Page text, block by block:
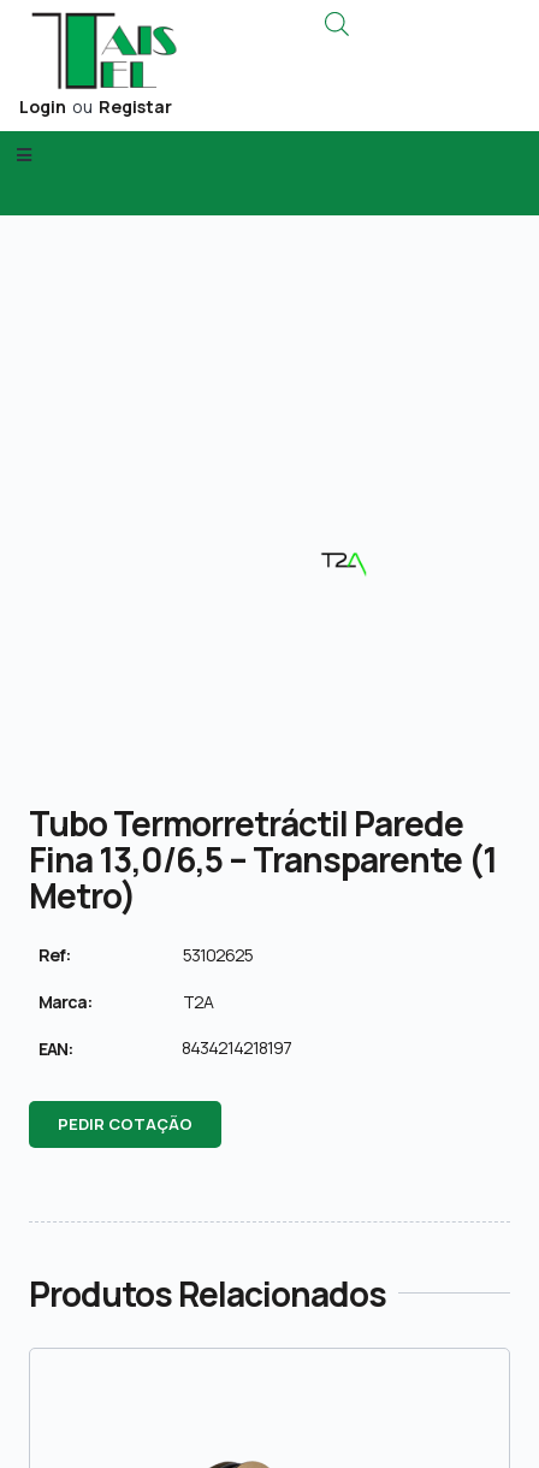
Login ou Registar
Tubo Termorretráctil Parede
Fina 13,0/6,5 – Transparente (1
Metro)
Ref: 53102625
Marca: T2A
EAN: 8434214218197
PEDIR COTAÇÃO
Produtos Relacionados